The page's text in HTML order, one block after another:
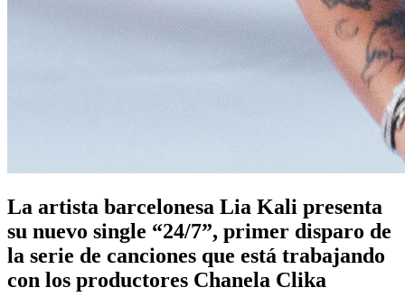
La artista barcelonesa Lia Kali presenta
su nuevo single “24/7”, primer disparo de
la serie de canciones que está trabajando
con los productores Chanela Clika